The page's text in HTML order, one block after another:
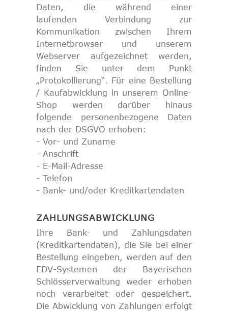
Daten, die während einer
laufenden Verbindung zur
Kommunikation zwischen Ihrem
Internetbrowser und unserem
Webserver aufgezeichnet werden,
finden Sie unter dem Punkt
„Protokollierung“. Für eine Bestellung
/ Kaufabwicklung in unserem Online-
Shop werden darüber hinaus
folgende personenbezogene Daten
nach der DSGVO erhoben:
- Vor- und Zuname
- Anschrift
- E-Mail-Adresse
- Telefon
- Bank- und/oder Kreditkartendaten
ZAHLUNGSABWICKLUNG
Ihre Bank- und Zahlungsdaten
(Kreditkartendaten), die Sie bei einer
Bestellung eingeben, werden auf den
EDV-Systemen der Bayerischen
Schlösserverwaltung weder erhoben
noch verarbeitet oder gespeichert.
Die Abwicklung von Zahlungen erfolgt